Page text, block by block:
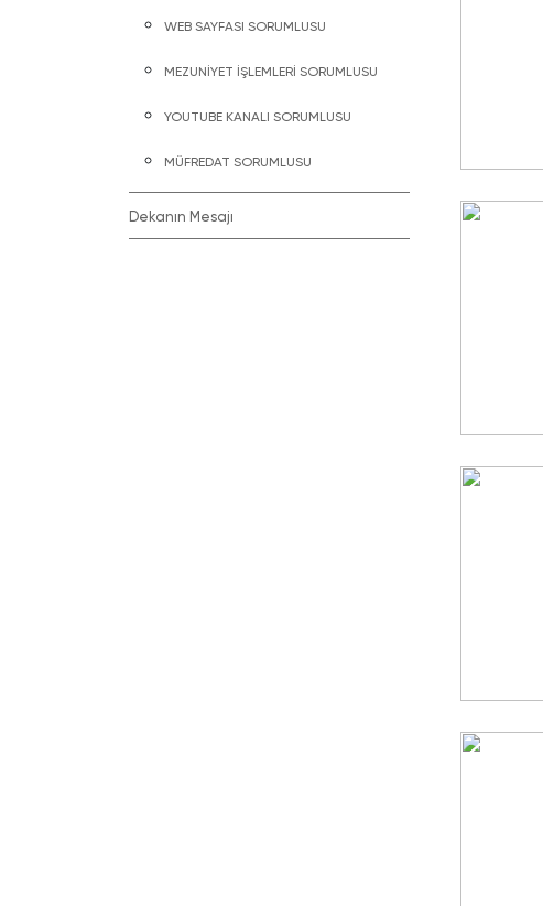
WEB SAYFASI SORUMLUSU
MEZUNİYET İŞLEMLERİ SORUMLUSU
YOUTUBE KANALI SORUMLUSU
MÜFREDAT SORUMLUSU
Dekanın Mesajı